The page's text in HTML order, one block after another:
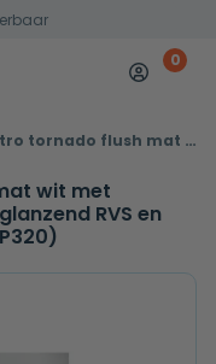
Mijn 0
Toiletset Pietro tornado flush mat wit met bedieningspaneel flat chroom glanzend RVS en Geberit Duofix WC-element (UP320)
wit met
RVS en